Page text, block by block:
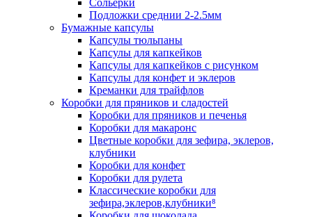
Сольерки
Подложки среднии 2-2.5мм
Бумажные капсулы
Капсулы тюльпаны
Капсулы для капкейков
Капсулы для капкейков с рисунком
Капсулы для конфет и эклеров
Креманки для трайфлов
Коробки для пряников и сладостей
Коробки для пряников и печенья
Коробки для макаронс
Цветные коробки для зефира, эклеров,
клубники
Коробки для конфет
Коробки для рулета
Классические коробки для
зефира,эклеров,клубники⁸